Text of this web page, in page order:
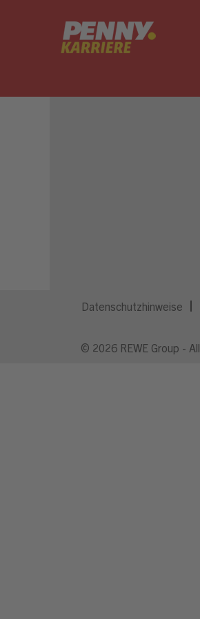
Datenschutzhinweise
© 2026 REWE Group -